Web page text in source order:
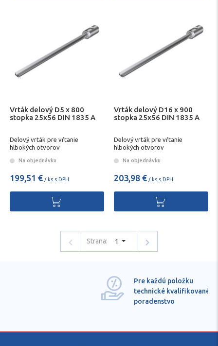
Vrták delový D5 x 800
stopka 25x56 DIN 1835 A
Delový vrták pre vŕtanie
hlbokých otvorov
Na objednávku
199,51 € / ks s DPH
Vrták delový D16 x 900
stopka 25x56 DIN 1835 A
Delový vrták pre vŕtanie
hlbokých otvorov
Na objednávku
203,98 € / ks s DPH
Strana: 1
Pre každú položku
technické kvalifikované
poradenstvo